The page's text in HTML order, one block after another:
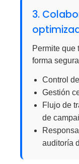
3.
Permite que
forma
Control
Gestión
Flujo de
de
auditoría